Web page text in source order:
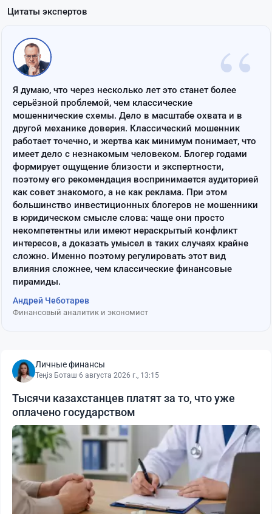
Цитаты экспертов
“
Я думаю, что через несколько лет это станет более
серьёзной проблемой, чем классические
мошеннические схемы. Дело в масштабе охвата и в
другой механике доверия. Классический мошенник
работает точечно, и жертва как минимум понимает, что
имеет дело с незнакомым человеком. Блогер годами
формирует ощущение близости и экспертности,
поэтому его рекомендация воспринимается аудиторией
как совет знакомого, а не как реклама. При этом
большинство инвестиционных блогеров не мошенники
в юридическом смысле слова: чаще они просто
некомпетентны или имеют нераскрытый конфликт
интересов, а доказать умысел в таких случаях крайне
сложно. Именно поэтому регулировать этот вид
влияния сложнее, чем классические финансовые
пирамиды.
Андрей Чеботарев
Финансовый аналитик и экономист
Личные финансы
Теңіз Боташ·6 августа 2026 г., 13:15
Тысячи казахстанцев платят за то, что уже
оплачено государством